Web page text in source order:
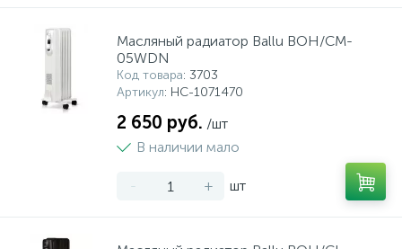
Масляный радиатор Ballu BOH/CM-
05WDN
Код товара: 3703
Артикул: НС-1071470
2 650 руб. /шт
В наличии мало
- + шт